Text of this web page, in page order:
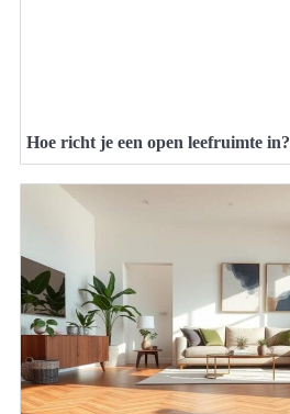
Hoe richt je een open leefruimte in?